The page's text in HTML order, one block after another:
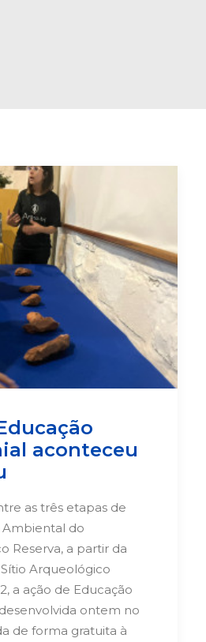
aconteceu
as três etapas de
do
Reserva, a partir da
Arqueológico
a ação de Educação
ontem no
de forma gratuita à